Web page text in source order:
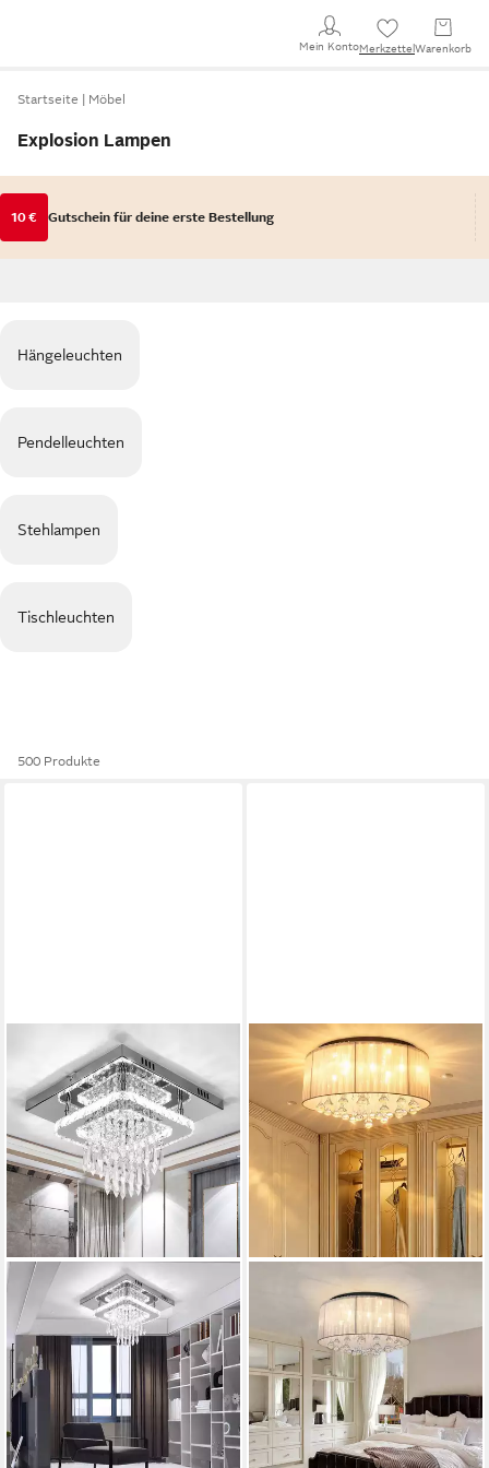
Mein KontoMerkzettel Warenkorb
Startseite Möbel
Explosion Lampen
10 € Gutschein für deine erste Bestellung
Hängeleuchten
Pendelleuchten
Stehlampen
Tischleuchten
500 Produkte